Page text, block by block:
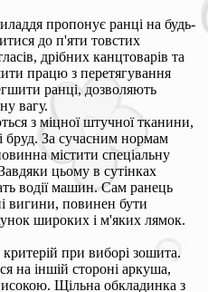
пропонує ранці на будь-
до п'яти товстих
дрібних канцтоварів та
працю з перетягування
ранці, дозволяють
вагу.
з міцної штучної тканини,
бруд. За сучасним нормам
містити спеціальну
цьому в сутінках
водії машин. Сам ранець
вигини, повинен бути
широких і м'яких лямок.
при виборі зошита.
на іншій стороні аркуша,
Щільна обкладинка з